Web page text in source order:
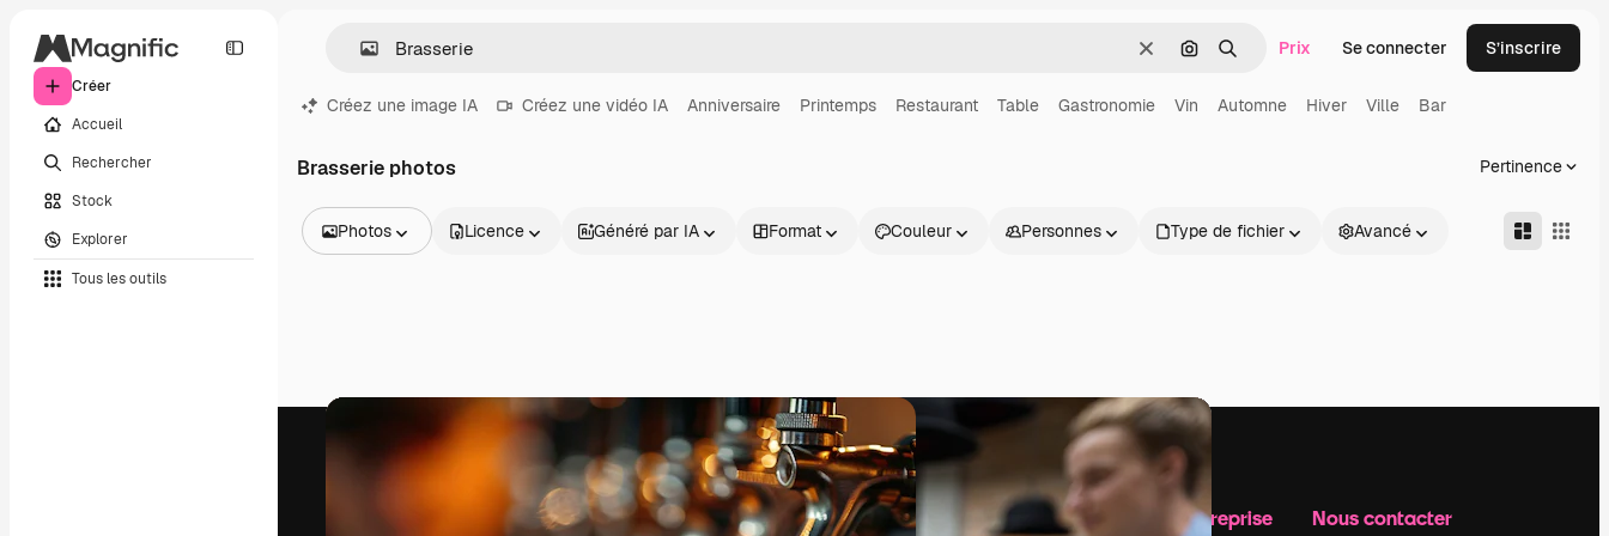
Créer
Accueil
Rechercher
Stock
Explorer
Tous les outils
EffacerRechercher par image
Rechercher
Prix Se connecter S’inscrire
Créez une image IA Créez une vidéo IA Anniversaire Printemps Restaurant Table Gastronomie Vin Automne Hiver Ville Bar
Brasserie photos Pertinence
Photos
Vidéos
Graphiques animés
Templates vidéos
Licence Généré par IA Format Couleur Personnes Type de fichier Avancé
Produits Commencer Notre entreprise Nous contacter